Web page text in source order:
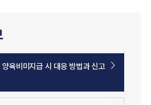
육비미지급 시 대응 방법과 신고